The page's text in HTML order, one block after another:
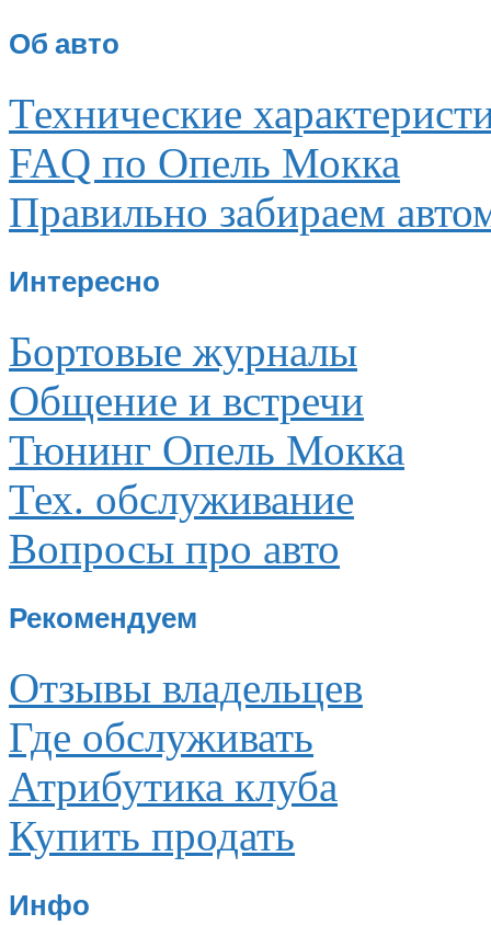
Об авто
Технические
FAQ по Опель Мокка
Правильно забираем
Интересно
Бортовые журналы
Общение и встречи
Тюнинг Опель Мокка
Тех. обслуживание
Вопросы про авто
Рекомендуем
Отзывы владельцев
Где обслуживать
Атрибутика клуба
Купить продать
Инфо